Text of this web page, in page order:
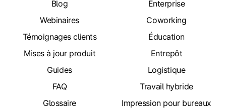
Blog
Webinaires
Témoignages clients
Mises à jour produit
Guides
FAQ
Glossaire
Enterprise
Coworking
Éducation
Entrepôt
Logistique
Travail hybride
Impression pour bureaux